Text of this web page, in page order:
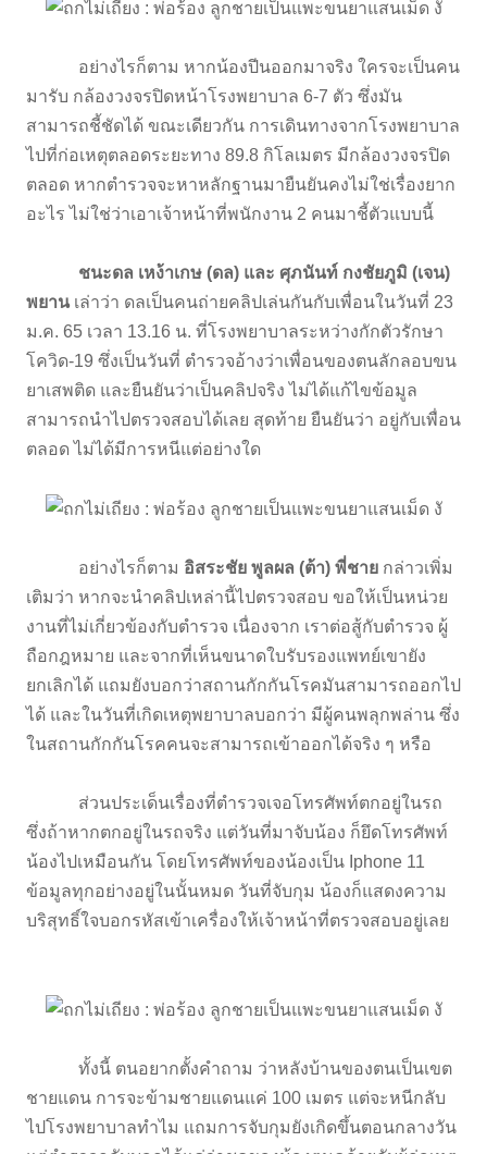
อย่างไรก็ตาม หากน้องปีนออกมาจริง ใครจะเป็นคน
มารับ กล้องวงจรปิดหน้าโรงพยาบาล 6-7 ตัว ซึ่งมัน
สามารถชี้ชัดได้ ขณะเดียวกัน การเดินทางจากโรงพยาบาล
ไปที่ก่อเหตุตลอดระยะทาง 89.8 กิโลเมตร มีกล้องวงจรปิด
ตลอด หากตำรวจจะหาหลักฐานมายืนยันคงไม่ใช่เรื่องยาก
อะไร ไม่ใช่ว่าเอาเจ้าหน้าที่พนักงาน 2 คนมาชี้ตัวแบบนี้
ชนะดล เหง้าเกษ (ดล) และ ศุภนันท์ กงชัยภูมิ (เจน)
พยาน เล่าว่า ดลเป็นคนถ่ายคลิปเล่นกันกับเพื่อนในวันที่ 23
ม.ค. 65 เวลา 13.16 น. ที่โรงพยาบาลระหว่างกักตัวรักษา
โควิด-19 ซึ่งเป็นวันที่ ตำรวจอ้างว่าเพื่อนของตนลักลอบขน
ยาเสพติด และยืนยันว่าเป็นคลิปจริง ไม่ได้แก้ไขข้อมูล
สามารถนำไปตรวจสอบได้เลย สุดท้าย ยืนยันว่า อยู่กับเพื่อน
ตลอด ไม่ได้มีการหนีแต่อย่างใด
อย่างไรก็ตาม อิสระชัย พูลผล (ต้า) พี่ชาย กล่าวเพิ่ม
เติมว่า หากจะนำคลิปเหล่านี้ไปตรวจสอบ ขอให้เป็นหน่วย
งานที่ไม่เกี่ยวข้องกับตำรวจ เนื่องจาก เราต่อสู้กับตำรวจ ผู้
ถือกฎหมาย และจากที่เห็นขนาดใบรับรองแพทย์เขายัง
ยกเลิกได้ แถมยังบอกว่าสถานกักกันโรคมันสามารถออกไป
ได้ และในวันที่เกิดเหตุพยาบาลบอกว่า มีผู้คนพลุกพล่าน ซึ่ง
ในสถานกักกันโรคคนจะสามารถเข้าออกได้จริง ๆ หรือ
ส่วนประเด็นเรื่องที่ตำรวจเจอโทรศัพท์ตกอยู่ในรถ
ซึ่งถ้าหากตกอยู่ในรถจริง แต่วันที่มาจับน้อง ก็ยึดโทรศัพท์
น้องไปเหมือนกัน โดยโทรศัพท์ของน้องเป็น Iphone 11
ข้อมูลทุกอย่างอยู่ในนั้นหมด วันที่จับกุม น้องก็แสดงความ
บริสุทธิ์ใจบอกรหัสเข้าเครื่องให้เจ้าหน้าที่ตรวจสอบอยู่เลย
ทั้งนี้ ตนอยากตั้งคำถาม ว่าหลังบ้านของตนเป็นเขต
ชายแดน การจะข้ามชายแดนแค่ 100 เมตร แต่จะหนีกลับ
ไปโรงพยาบาลทำไม แถมการจับกุมยังเกิดขึ้นตอนกลางวัน